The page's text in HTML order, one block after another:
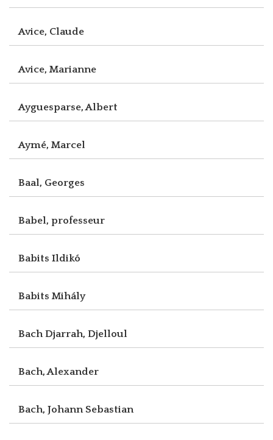
Avice, Claude
Avice, Marianne
Ayguesparse, Albert
Aymé, Marcel
Baal, Georges
Babel, professeur
Babits Ildikó
Babits Mihály
Bach Djarrah, Djelloul
Bach, Alexander
Bach, Johann Sebastian